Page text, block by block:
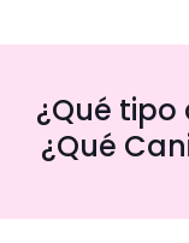
¿Qué
¿Qué